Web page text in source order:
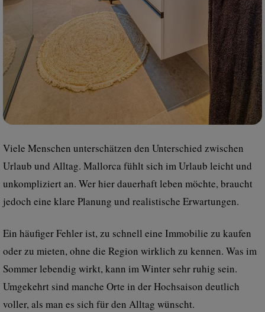
Viele Menschen unterschätzen den Unterschied zwischen
Urlaub und Alltag. Mallorca fühlt sich im Urlaub leicht und
unkompliziert an. Wer hier dauerhaft leben möchte, braucht
jedoch eine klare Planung und realistische Erwartungen.
Ein häufiger Fehler ist, zu schnell eine Immobilie zu kaufen
oder zu mieten, ohne die Region wirklich zu kennen. Was im
Sommer lebendig wirkt, kann im Winter sehr ruhig sein.
Umgekehrt sind manche Orte in der Hochsaison deutlich
voller, als man es sich für den Alltag wünscht.